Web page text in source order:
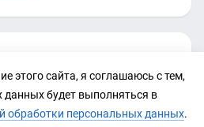
этого сайта, я соглашаюсь с тем,
данных будет выполняться в
обработки персональных данных.